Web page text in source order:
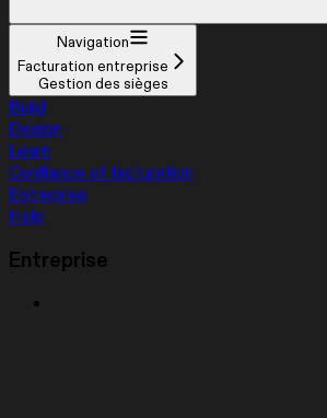
Navigation
Facturation entreprise
Gestion des sièges
Build
Design
Learn
Confiance et facturation
Entreprise
Help
Entreprise